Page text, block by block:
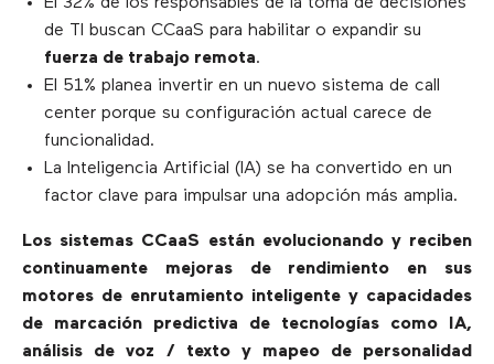
de TI buscan CCaaS para habilitar o expandir su
fuerza de tra bajo remota.
El 51% planea invertir en un nuevo sistema de call
center porque su configuración actual carece de
funcionalidad.
La Inteligencia Artificial (IA) se ha convertido en un
factor clave para impulsar una adopción más amplia.
Los sistemas CCaaS están evolucionando y reciben
continuamente mejoras de rendimiento en sus
motores de enrutamiento inteligente y capacidades
de marcación predictiva de tecnologías como IA,
análisis de voz / texto y mapeo de personalidad